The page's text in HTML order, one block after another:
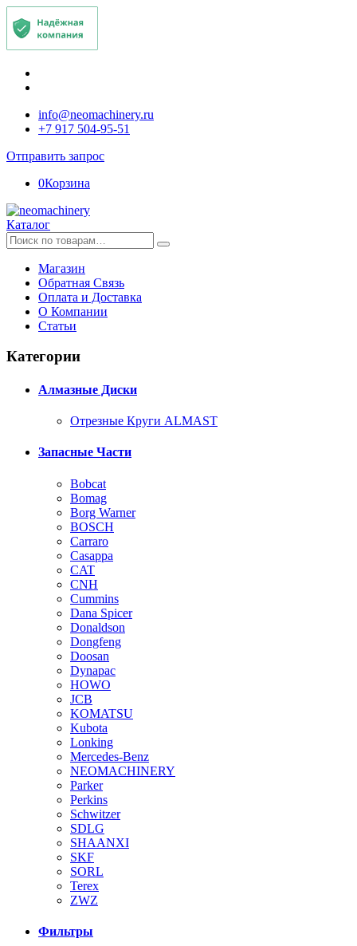
info@neomachinery.ru
+7 917 504-95-51
Отправить запрос
0Корзина
Каталог
Искать:
Магазин
Обратная Связь
Оплата и Доставка
О Компании
Статьи
Категории
Алмазные Диски
Отрезные Круги ALMAST
Запасные Части
Bobcat
Bomag
Borg Warner
BOSCH
Carraro
Casappa
CAT
CNH
Cummins
Dana Spicer
Donaldson
Dongfeng
Doosan
Dynapac
HOWO
JCB
KOMATSU
Kubota
Lonking
Mercedes-Benz
NEOMACHINERY
Parker
Perkins
Schwitzer
SDLG
SHAANXI
SKF
SORL
Terex
ZWZ
Фильтры